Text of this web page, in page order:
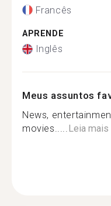
Francês
APRENDE
Inglês
Meus assuntos
News,
movies.....Leia mais